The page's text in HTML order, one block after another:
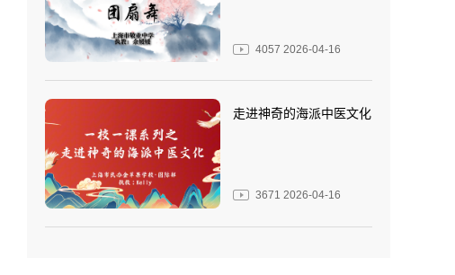
4057 2026-04-16
走进神奇的海派中医文化
3671 2026-04-16